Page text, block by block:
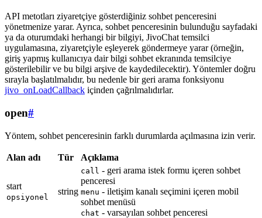
API metotları ziyaretçiye gösterdiğiniz sohbet penceresini
yönetmenize yarar. Ayrıca, sohbet penceresinin bulunduğu sayfadaki
ya da oturumdaki herhangi bir bilgiyi, JivoChat temsilci
uygulamasına, ziyaretçiyle eşleyerek göndermeye yarar (örneğin,
giriş yapmış kullanıcıya dair bilgi sohbet ekranında temsilciye
gösterilebilir ve bu bilgi arşive de kaydedilecektir). Yöntemler doğru
sırayla başlatılmalıdır, bu nedenle bir geri arama fonksiyonu
jivo_onLoadCallback içinden çağrılmalıdırlar.
open#
Yöntem, sohbet penceresinin farklı durumlarda açılmasına izin verir.
Alan adı Tür Açıklama
start
opsiyonel
string
call - geri arama istek formu içeren sohbet
penceresi
menu - iletişim kanalı seçimini içeren mobil
sohbet menüsü
chat - varsayılan sohbet penceresi